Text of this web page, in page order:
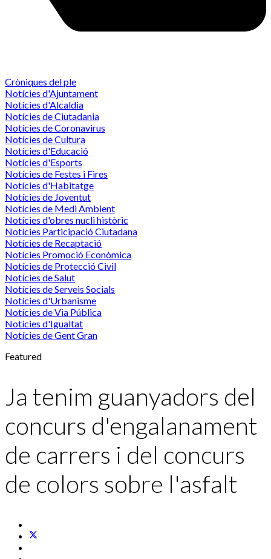
Cròniques del ple
Notícies d'Ajuntament
Notícies d'Alcaldia
Notícies de Ciutadania
Notícies de Coronavirus
Notícies de Cultura
Notícies d'Educació
Notícies d'Esports
Notícies de Festes i Fires
Notícies d'Habitatge
Notícies de Joventut
Notícies de Medi Ambient
Notícies d'obres nucli històric
Notícies Participació Ciutadana
Notícies de Recaptació
Notícies Promoció Econòmica
Notícies de Protecció Civil
Notícies de Salut
Notícies de Serveis Socials
Notícies d'Urbanisme
Notícies de Via Pública
Notícies d'Igualtat
Notícies de Gent Gran
Featured
Ja tenim guanyadors del
concurs d'engalanament
de carrers i del concurs
de colors sobre l'asfalt